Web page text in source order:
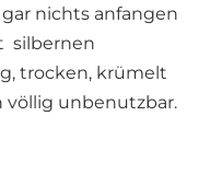
nichts anfangen
silbernen
trocken, krümelt
völlig unbenutzbar.